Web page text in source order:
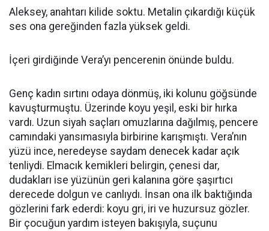
Aleksey, anahtarı kilide soktu. Metalin çıkardığı küçük
ses ona gereğinden fazla yüksek geldi.
İçeri girdiğinde Vera’yı pencerenin önünde buldu.
Genç kadın sırtını odaya dönmüş, iki kolunu göğsünde
kavuşturmuştu. Üzerinde koyu yeşil, eski bir hırka
vardı. Uzun siyah saçları omuzlarına dağılmış, pencere
camındaki yansımasıyla birbirine karışmıştı. Vera’nın
yüzü ince, neredeyse saydam denecek kadar açık
tenliydi. Elmacık kemikleri belirgin, çenesi dar,
dudakları ise yüzünün geri kalanına göre şaşırtıcı
derecede dolgun ve canlıydı. İnsan ona ilk baktığında
gözlerini fark ederdi: koyu gri, iri ve huzursuz gözler.
Bir çocuğun yardım isteyen bakışıyla, suçunu